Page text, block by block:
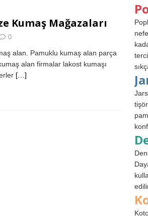
Kumaş Mağazaları
0
alan. Pamuklu kumaş alan parça
alan firmalar lakost kumaşı
[…]